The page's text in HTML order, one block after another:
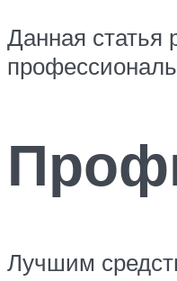
Данная статья
Лучшим